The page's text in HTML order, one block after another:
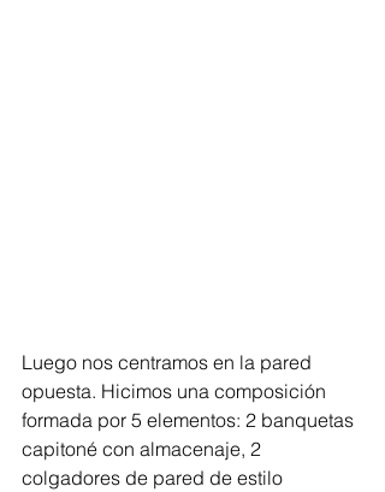
Luego nos centramos en la pared
opuesta. Hicimos una composición
formada por 5 elementos: 2 banquetas
capitoné con almacenaje, 2
colgadores de pared de estilo